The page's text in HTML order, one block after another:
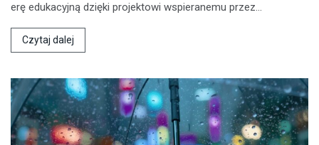
erę edukacyjną dzięki projektowi wspieranemu przez…
Czytaj dalej